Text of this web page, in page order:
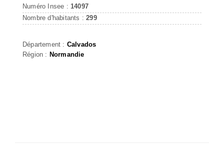
Numéro Insee : 14097
Nombre d'habitants :299
Département : Calvados
Région : Normandie